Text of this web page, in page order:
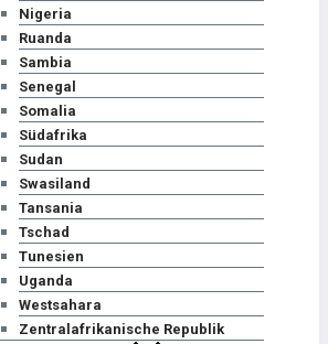
Nigeria
Ruanda
Sambia
Senegal
Somalia
Südafrika
Sudan
Swasiland
Tansania
Tschad
Tunesien
Uganda
Westsahara
Zentralafrikanische Republik